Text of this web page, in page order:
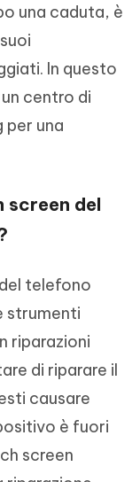
una caduta, è
In questo
centro di
per una
screen del
telefono
strumenti
riparazioni
di riparare il
causare
è fuori
screen